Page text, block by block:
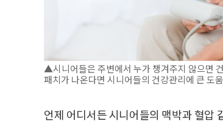
▲시니어들은 주변에서 누가 챙겨주지 않으면
패치가 나온다면 시니어들의 건강관리에 큰 도
언제 어디서든 시니어들의 맥박과 혈압